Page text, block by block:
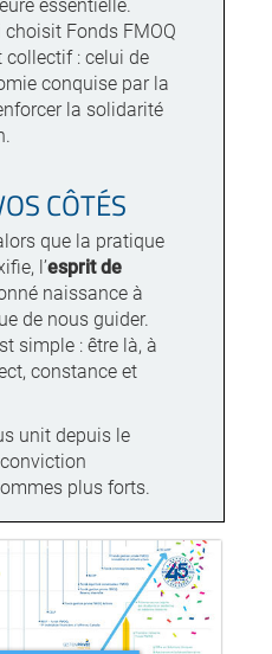
Fonds FMOQ
: celui de
conquise par la
la solidarité
CÔTÉS
que la pratique
l’esprit de
naissance à
de nous guider.
simple : être là, à
constance et
unit depuis le
plus forts.